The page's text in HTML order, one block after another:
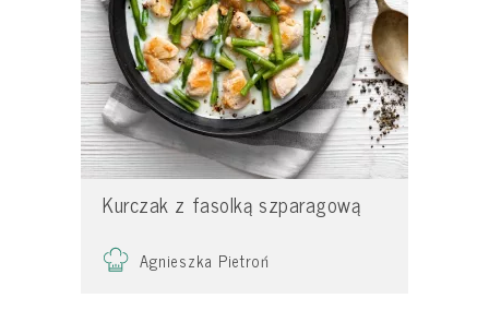
Kurczak z fasolką szparagową
Agnieszka Pietroń